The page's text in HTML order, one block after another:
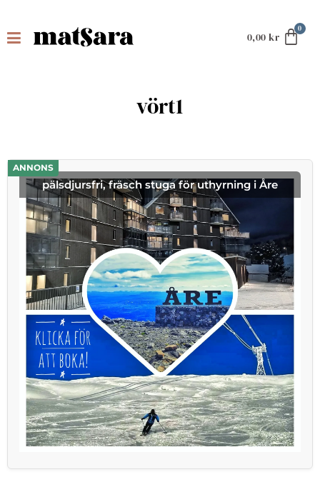
0,00 kr
vört1
ANNONS
pälsdjursfri, fräsch stuga för uthyrning i Åre